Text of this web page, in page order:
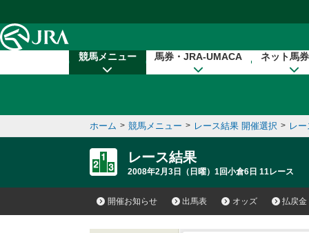
競馬メニュー 馬券・JRA-UMACA ネット馬
ホーム > 競馬メニュー > レース結果 開催選択 > レ
レース結果
2008年2月3日（日曜）1回小倉6日 11レース
開催お知らせ 出馬表 オッズ 払戻金